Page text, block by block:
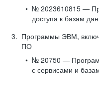
№ 2023610815 —
доступа к базам
Программы ЭВМ,
ПО
№ 20750 —
с сервисами и